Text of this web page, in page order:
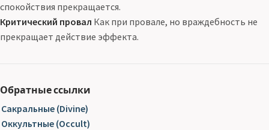
спокойствия прекращается.
Критический провал Как при провале, но враждебность не
прекращает действие эффекта.
Обратные ссылки
Сакральные (Divine)
Оккультные (Occult)